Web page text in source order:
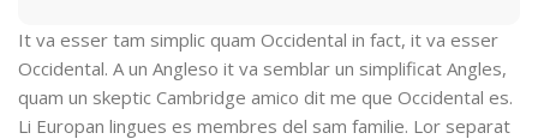
It va esser tam simplic quam Occidental in fact, it va esser
Occidental. A un Angleso it va semblar un simplificat Angles,
quam un skeptic Cambridge amico dit me que Occidental es.
Li Europan lingues es membres del sam familie. Lor separat